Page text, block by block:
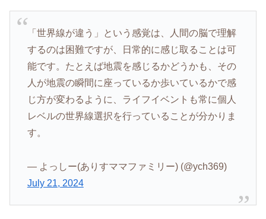
「世界線が違う」という感覚は、人間の脳で理解
するのは困難ですが、日常的に感じ取ることは可
能です。たとえば地震を感じるかどうかも、その
人が地震の瞬間に座っているか歩いているかで感
じ方が変わるように、ライフイベントも常に個人
レベルの世界線選択を行っていることが分かりま
す。
— よっしー(ありすママファミリー) (@ych369)
July 21, 2024